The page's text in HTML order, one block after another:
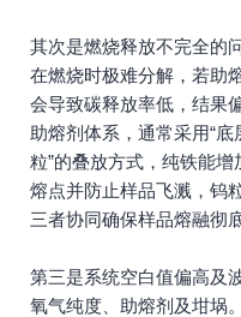
其次是燃烧释放不完全的
在燃烧时极难分解，若助
会导致碳释放率低，结果
助熔剂体系，通常采用“
粒”的叠放方式，纯铁能
熔点并防止样品飞溅，钨
三者协同确保样品熔融彻
第三是系统空白值偏高及
氧气纯度、助熔剂及坩埚